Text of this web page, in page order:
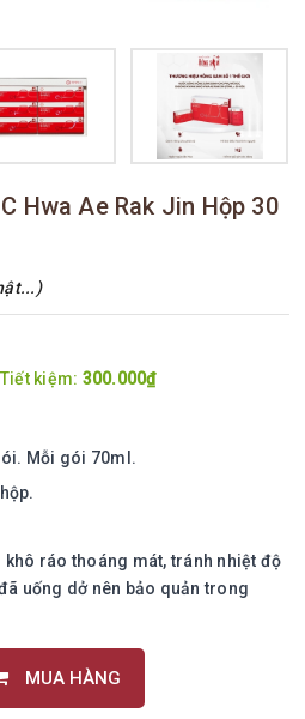
Hwa Ae Rak Jin Hộp 30
Tiết kiệm: 300.000₫
Mỗi gói 70ml.
khô ráo thoáng mát, tránh nhiệt độ
uống dở nên bảo quản trong
MUA HÀNG